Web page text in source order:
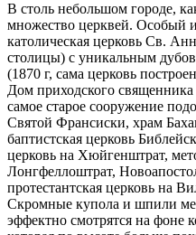
В столь небольшом городе,
множество церквей. Особый
католическая церковь Св.
столицы) с уникальным
(1870 г, сама церковь
Дом приходского
самое старое сооружение
Святой Франсиски, храм
баптистская церковь
церковь на Хюйгенштрат,
Лонгфеллоштрат,
протестантская церковь на
Скромные купола и шпили
эффектно смотрятся на фоне